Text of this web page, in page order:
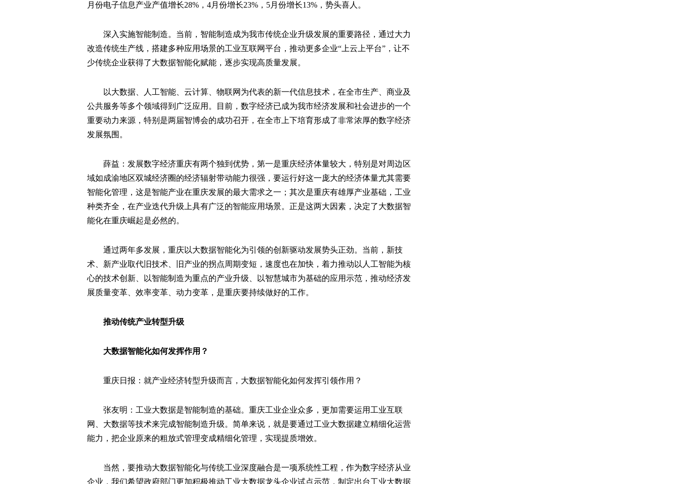
月份电子信息产业产值增长28%，4月份增长23%，5月份增长13%，势头喜人。
深入实施智能制造。当前，智能制造成为我市传统企业升级发展的重要路径，通过大力
改造传统生产线，搭建多种应用场景的工业互联网平台，推动更多企业“上云上平台”，让不
少传统企业获得了大数据智能化赋能，逐步实现高质量发展。
以大数据、人工智能、云计算、物联网为代表的新一代信息技术，在全市生产、商业及
公共服务等多个领域得到广泛应用。目前，数字经济已成为我市经济发展和社会进步的一个
重要动力来源，特别是两届智博会的成功召开，在全市上下培育形成了非常浓厚的数字经济
发展氛围。
薛益：发展数字经济重庆有两个独到优势，第一是重庆经济体量较大，特别是对周边区
域如成渝地区双城经济圈的经济辐射带动能力很强，要运行好这一庞大的经济体量尤其需要
智能化管理，这是智能产业在重庆发展的最大需求之一；其次是重庆有雄厚产业基础，工业
种类齐全，在产业迭代升级上具有广泛的智能应用场景。正是这两大因素，决定了大数据智
能化在重庆崛起是必然的。
通过两年多发展，重庆以大数据智能化为引领的创新驱动发展势头正劲。当前，新技
术、新产业取代旧技术、旧产业的拐点周期变短，速度也在加快，着力推动以人工智能为核
心的技术创新、以智能制造为重点的产业升级、以智慧城市为基础的应用示范，推动经济发
展质量变革、效率变革、动力变革，是重庆要持续做好的工作。
推动传统产业转型升级
大数据智能化如何发挥作用？
重庆日报：就产业经济转型升级而言，大数据智能化如何发挥引领作用？
张友明：工业大数据是智能制造的基础。重庆工业企业众多，更加需要运用工业互联
网、大数据等技术来完成智能制造升级。简单来说，就是要通过工业大数据建立精细化运营
能力，把企业原来的粗放式管理变成精细化管理，实现提质增效。
当然，要推动大数据智能化与传统工业深度融合是一项系统性工程，作为数字经济从业
企业，我们希望政府部门更加积极推动工业大数据龙头企业试点示范，制定出台工业大数据